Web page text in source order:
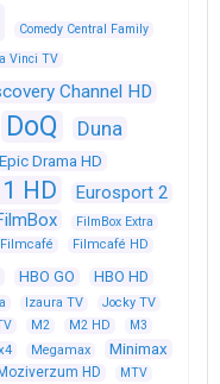
Comedy Central Family
Vinci TV
Channel HD
DoQ
Duna
Epic Drama HD
HD
Eurosport 2
FilmBox Extra
Filmcafé Filmcafé HD
HBO GO HBO HD
Izaura TV
Jocky TV
M2 M2 HD M3
Megamax Minimax
HD
MTV